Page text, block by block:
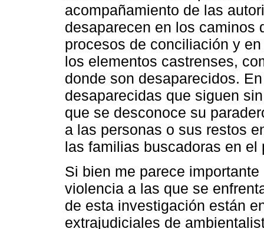
acompañamiento de las
desaparecen en los caminos
procesos de conciliación y
los elementos castrenses,
donde son desaparecidos.
desaparecidas que siguen
que se desconoce su
a las personas o sus restos
las familias buscadoras en el
Si bien me parece
violencia a las que se
de esta investigación están
extrajudiciales de